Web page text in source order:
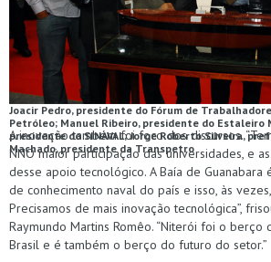
Joacir Pedro, presidente do Fórum de
Petróleo; Manuel Ribeiro, presidente do Estaleiro
presidente do SINAVAL; Jorge Roberto Silveira,
Machado, presidente da Transpetro
A inovação também foi foco dos discursos.
NNO maior participação das universidades, e
desse apoio tecnológico. A Baía de Guanabara
de conhecimento naval do país e isso, às
Precisamos de mais inovação tecnológica”,
Raymundo Martins Romêo. “Niterói foi o berço
Brasil e é também o berço do futuro do setor.”